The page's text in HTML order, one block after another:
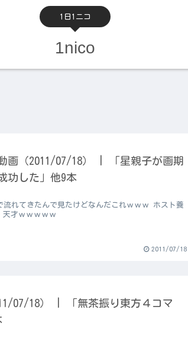
1日1ニコ
1nico
画（2011/07/18） | 「星親子が画期
功した」他9本
流れてきたんで見たけどなんだこれｗｗｗ ホスト養
才ｗｗｗｗｗ
2011/07/18
07/18） | 「無茶振り東方４コマ